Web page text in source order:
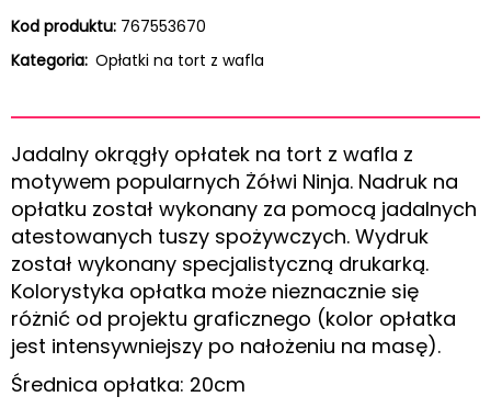
Kod produktu: 767553670
Kategoria: Opłatki na tort z wafla
Jadalny okrągły opłatek na tort z wafla z
motywem popularnych Żółwi Ninja. Nadruk na
opłatku został wykonany za pomocą jadalnych
atestowanych tuszy spożywczych. Wydruk
został wykonany specjalistyczną drukarką.
Kolorystyka opłatka może nieznacznie się
różnić od projektu graficznego (kolor opłatka
jest intensywniejszy po nałożeniu na masę).
Średnica opłatka: 20cm